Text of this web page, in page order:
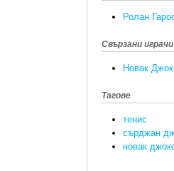
Ролан
Свързани играчи
Новак
Тагове
тенис
сърджан
новак